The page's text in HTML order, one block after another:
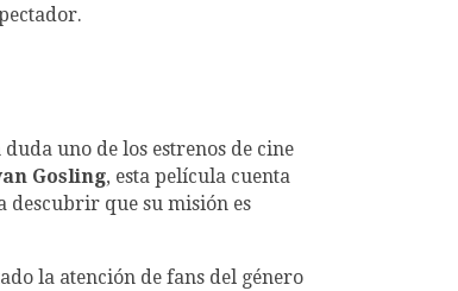
uno de los estrenos de cine
Gosling, esta película cuenta
descubrir que su misión es
la atención de fans del género